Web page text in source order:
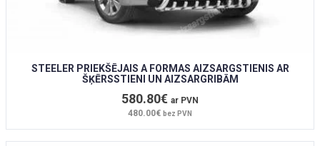
STEELER PRIEKŠĒJAIS A FORMAS AIZSARGSTIENIS AR
ŠĶĒRSSTIENI UN AIZSARGRIBĀM
580.80€ ar PVN
480.00€ bez PVN